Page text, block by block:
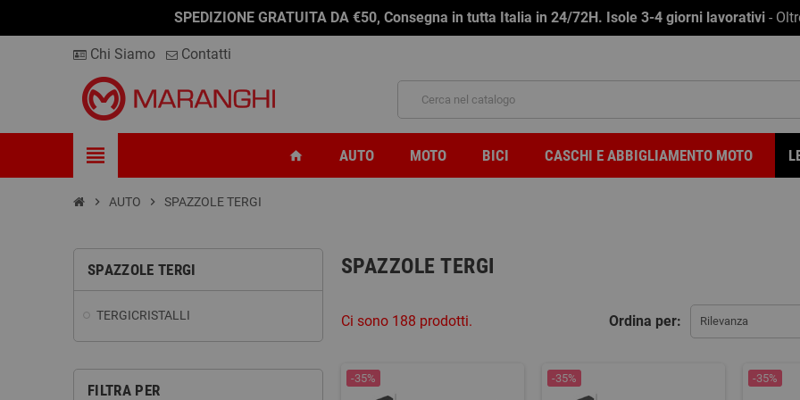
SPEDIZIONE GRATUITA DA €50, Consegna in tutta Italia in 24/72H. Isole 3-4 giorni lavorativi -
Chi Siamo Contatti
view_headline home AUTO MOTO BICI CASCHI E ABBIGLIAMENTO MOTO
chevron_right AUTO chevron_right SPAZZOLE TERGI
SPAZZOLE TERGI
TERGICRISTALLI
FILTRA PER
SPAZZOLE TERGI
Ordina per: Rilevanza
Ci sono 188 prodotti.
-35% -35% -35%